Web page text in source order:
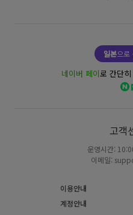
일본으로
네이버 페이로 간단
고객
운영시간:
이메일:
이용안내
계정안내